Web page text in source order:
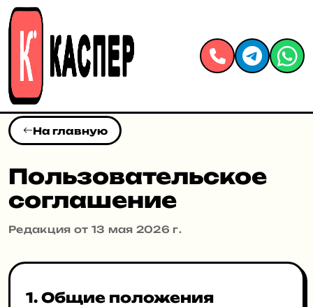
На главную
Пользовательское
соглашение
Редакция от 13 мая 2026 г.
1. Общие положения